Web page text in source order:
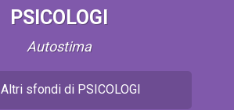
PSICOLOGI
Autostima
Altri sfondi di PSICOLOGI